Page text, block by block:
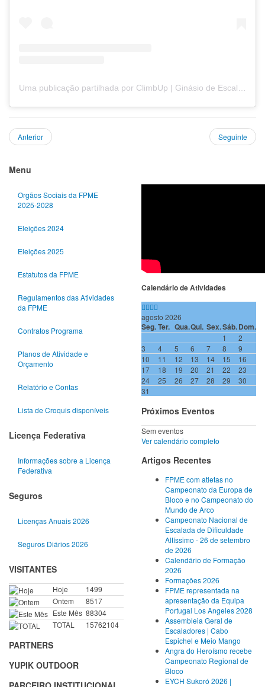
Anterior Seguinte
Menu
Orgãos Sociais da FPME
2025-2028
Eleições 2024
Eleições 2025
Estatutos da FPME
Regulamentos das Atividades
da FPME
Contratos Programa
Planos de Atividade e
Orçamento
Relatório e Contas
Lista de Croquis disponíveis
Licença Federativa
Informações sobre a Licença
Federativa
Seguros
Licenças Anuais 2026
Seguros Diários 2026
VISITANTES
Hoje
1499
Ontem
8517
Este Mês 88304
TOTAL
15762104
PARTNERS
YUPIK OUTDOOR
Calendário de Atividades
agosto 2026
Seg.Ter. Qua.Qui. Sex.Sáb.Dom.
1
2
3
4 5 6 7 8
9
10
11 12 13 14 15
16
17
18 19 20 21 22
23
24
25 26 27 28 29
30
31
Próximos Eventos
Sem eventos
Ver calendário completo
Artigos Recentes
FPME com atletas no
Campeonato da Europa de
Bloco e no Campeonato do
Mundo de Arco
Campeonato Nacional de
Escalada de Dificuldade
Altíssimo - 26 de setembro
de 2026
Calendário de Formação
2026
Formações 2026
FPME representada na
apresentação da Equipa
Portugal Los Angeles 2028
Assembleia Geral de
Escaladores | Cabo
Espichel e Meio Mango
Angra do Heroísmo recebe
Campeonato Regional de
Bloco
EYCH Sukoró 2026 |